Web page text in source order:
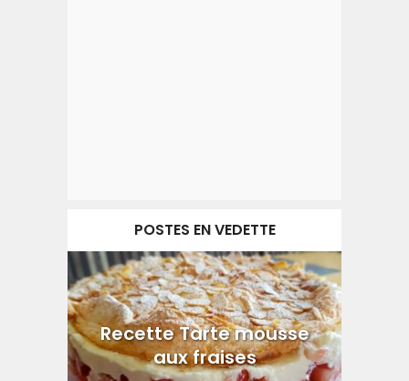
POSTES EN VEDETTE
Recette Tarte mousse
aux fraises